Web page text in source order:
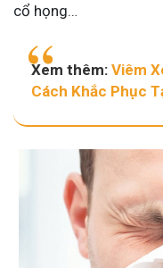
cổ họng…
Xem thêm: Viêm
Cách Khắc Phục